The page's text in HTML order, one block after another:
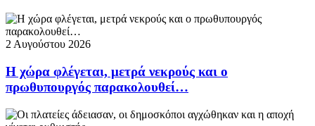
2 Αυγούστου 2026
Η χώρα φλέγεται, μετρά νεκρούς και ο
πρωθυπουργός παρακολουθεί…